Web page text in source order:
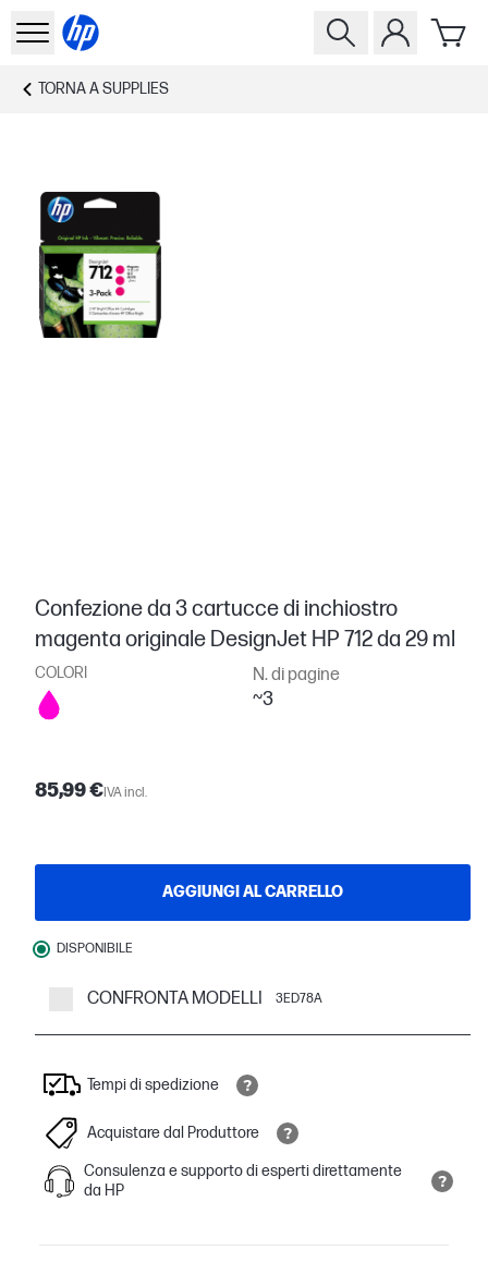
TORNA ASUPPLIES
Confezione da 3 cartucce di inchiostro
magenta originale DesignJet HP 712 da 29 ml
COLORI N. di pagine
~3
85,99 €IVA incl.
AGGIUNGI AL CARRELLO
DISPONIBILE
CONFRONTA MODELLI 3ED78A
Tempi di spedizione
Acquistare dal Produttore
Consulenza e supporto di esperti direttamente
da HP